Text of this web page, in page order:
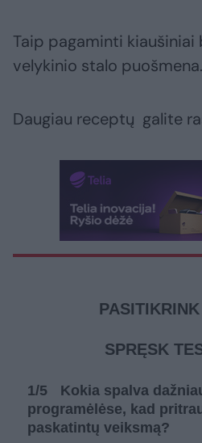
Taip pagaminti kiaušiniai
velykinio stalo puošmena.
Daugiau receptų galite
SPRĘSK
1/5
Kokia spalva
programėlėse, kad
paskatintų veiksmą?